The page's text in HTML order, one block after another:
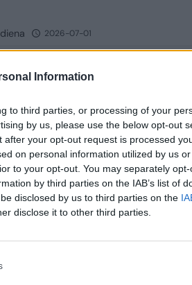
Information
to third parties, or processing of your
by us, please use the below opt-out
your opt-out request is processed
on personal information utilized by us
to your opt-out. You may separately
by third parties on the IAB’s list of
disclosed by us to third parties on the
disclose it to other third parties.
2026-07-01
Advokatas prašo
korupciją nuteistą
Druskininkų merą R.